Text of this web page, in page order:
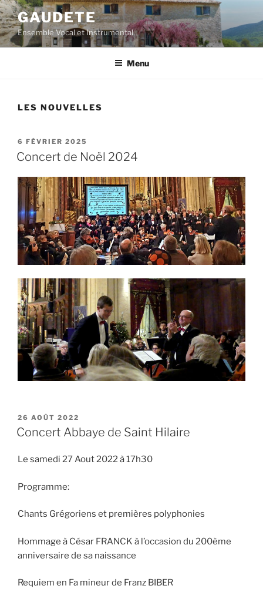
Aller
au
contenu
principal
GAUDETE
Ensemble Vocal et Instrumental
Menu
LES NOUVELLES
PUBLIÉ
LE
6 FÉVRIER 2025
Concert de Noël 2024
PUBLIÉ
LE
26 AOÛT 2022
Concert Abbaye de Saint Hilaire
Le samedi 27 Aout 2022 à 17h30
Programme:
Chants Grégoriens et premières polyphonies
Hommage à César FRANCK à l’occasion du 200ème
anniversaire de sa naissance
Requiem en Fa mineur de Franz BIBER